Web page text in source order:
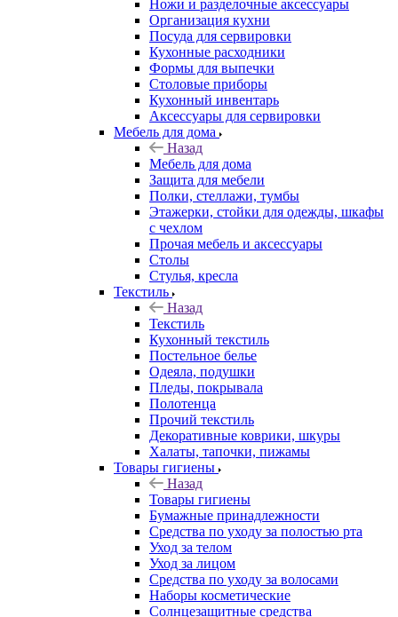
Ножи и разделочные аксессуары
Организация кухни
Посуда для сервировки
Кухонные расходники
Формы для выпечки
Столовые приборы
Кухонный инвентарь
Аксессуары для сервировки
Мебель для дома
Назад
Мебель для дома
Защита для мебели
Полки, стеллажи, тумбы
Этажерки, стойки для одежды, шкафы
с чехлом
Прочая мебель и аксессуары
Столы
Стулья, кресла
Текстиль
Назад
Текстиль
Кухонный текстиль
Постельное белье
Одеяла, подушки
Пледы, покрывала
Полотенца
Прочий текстиль
Декоративные коврики, шкуры
Халаты, тапочки, пижамы
Товары гигиены
Назад
Товары гигиены
Бумажные принадлежности
Средства по уходу за полостью рта
Уход за телом
Уход за лицом
Средства по уходу за волосами
Наборы косметические
Солнцезащитные средства